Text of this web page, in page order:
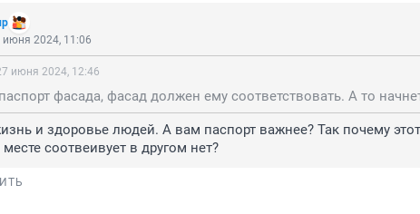
июня 2024, 11:06
июня 2024, 12:46
и здоровье людей. А вам паспорт важнее? Так почему
соотвеивует в другом нет?